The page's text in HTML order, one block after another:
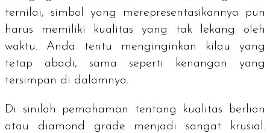
ternilai, simbol yang merepresentasikannya pun
harus memiliki kualitas yang tak lekang oleh
waktu. Anda tentu menginginkan kilau yang
tetap abadi, sama seperti kenangan yang
tersimpan di dalamnya.
Di sinilah pemahaman tentang kualitas berlian
atau diamond grade menjadi sangat krusial.